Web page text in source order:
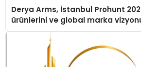
Derya Arms, İstanbul Prohunt
ürünlerini ve global marka